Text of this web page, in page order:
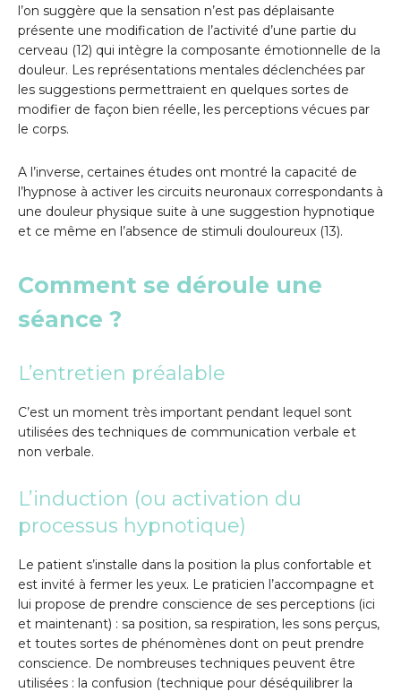
l’on suggère que la sensation n’est pas déplaisante
présente une modification de l’activité d’une partie du
cerveau (12) qui intègre la composante émotionnelle de la
douleur. Les représentations mentales déclenchées par
les suggestions permettraient en quelques sortes de
modifier de façon bien réelle, les perceptions vécues par
le corps.
A l’inverse, certaines études ont montré la capacité de
l’hypnose à activer les circuits neuronaux correspondants à
une douleur physique suite à une suggestion hypnotique
et ce même en l’absence de stimuli douloureux (13).
Comment se déroule une
séance ?
L’entretien préalable
C’est un moment très important pendant lequel sont
utilisées des techniques de communication verbale et
non verbale.
L’induction (ou activation du
processus hypnotique)
Le patient s’installe dans la position la plus confortable et
est invité à fermer les yeux. Le praticien l’accompagne et
lui propose de prendre conscience de ses perceptions (ici
et maintenant) : sa position, sa respiration, les sons perçus,
et toutes sortes de phénomènes dont on peut prendre
conscience. De nombreuses techniques peuvent être
utilisées : la confusion (technique pour déséquilibrer la